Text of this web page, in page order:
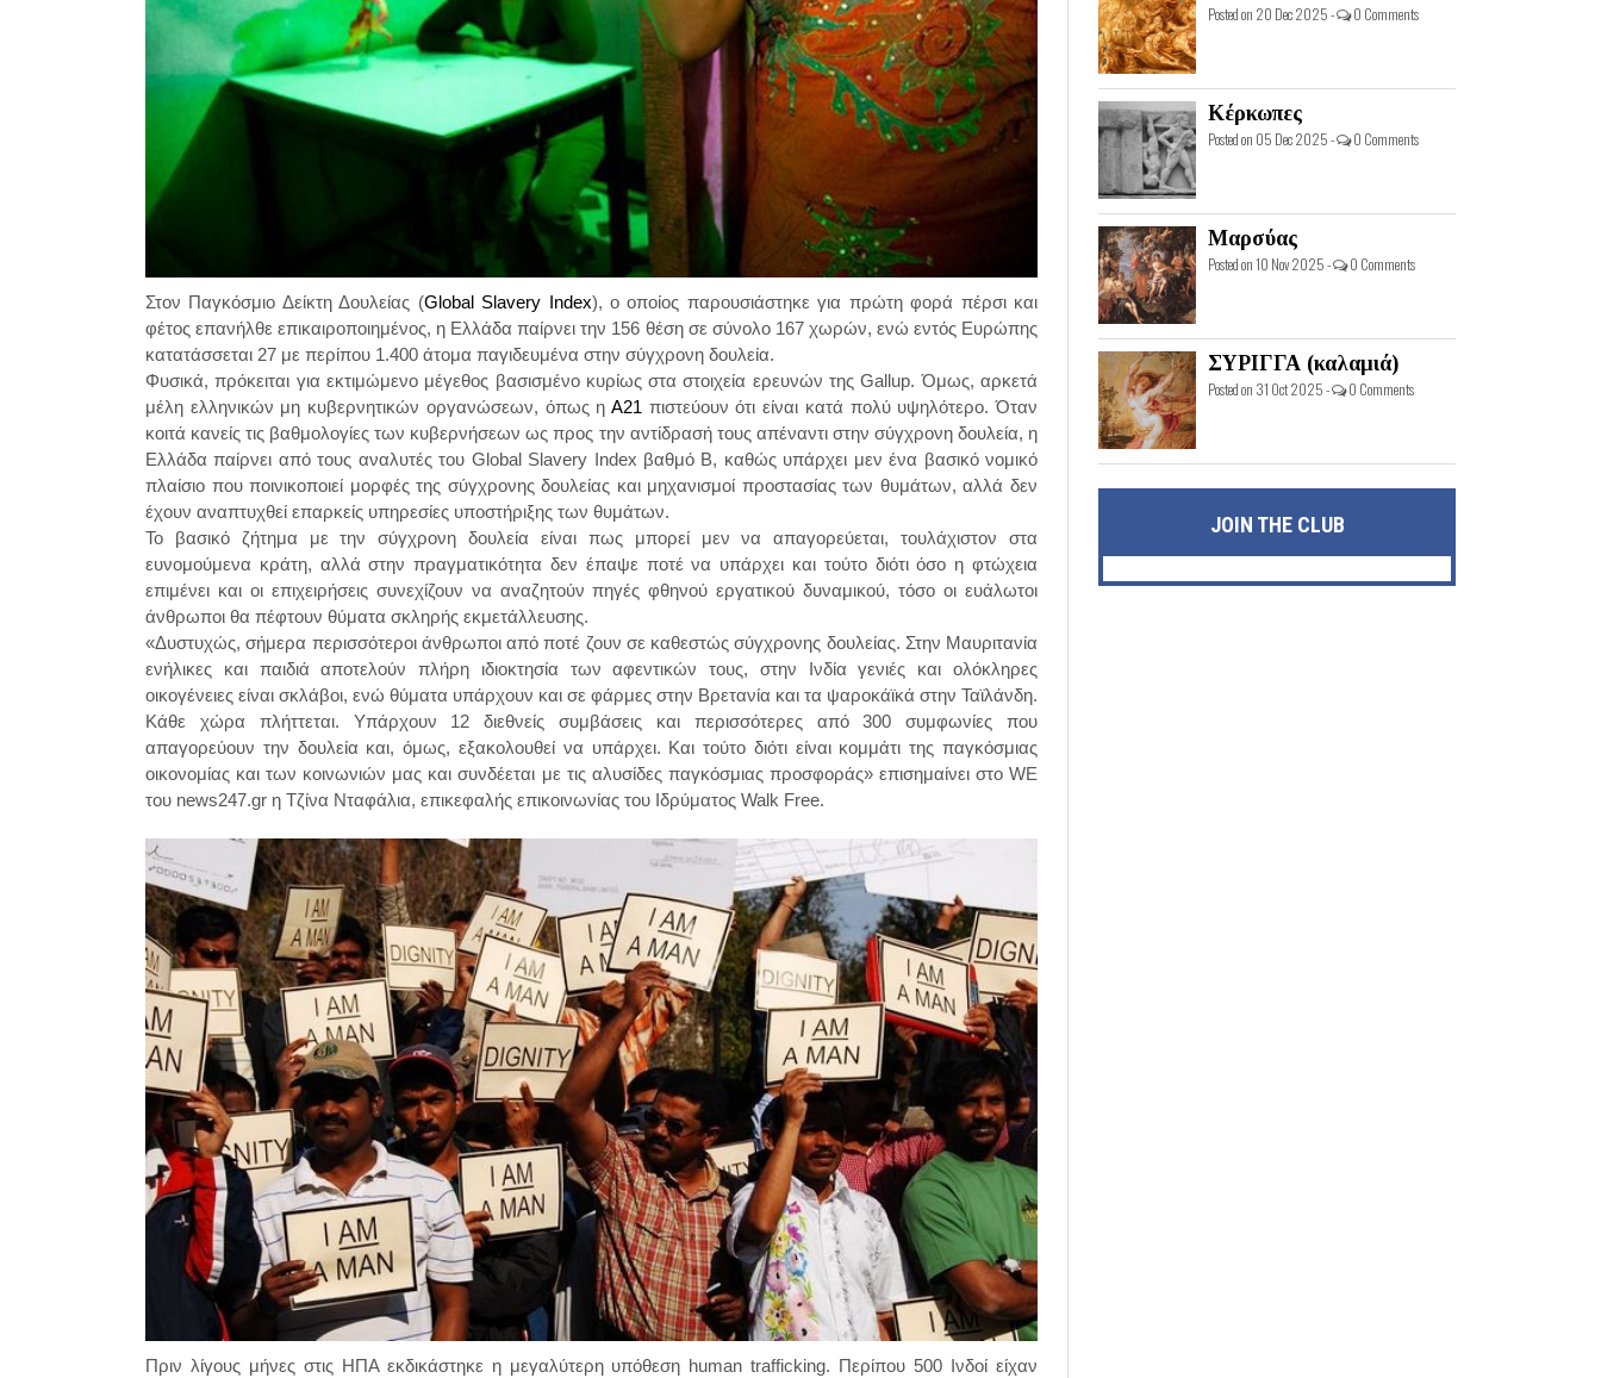
Στον Παγκόσμιο Δείκτη Δουλείας (Global Slavery Index), ο οποίος παρουσιάστηκε για πρώτη φορά πέρσι και
φέτος επανήλθε επικαιροποιημένος, η Ελλάδα παίρνει την 156 θέση σε σύνολο 167 χωρών, ενώ εντός Ευρώπης
κατατάσσεται 27 με περίπου 1.400 άτομα παγιδευμένα στην σύγχρονη δουλεία.
Φυσικά, πρόκειται για εκτιμώμενο μέγεθος βασισμένο κυρίως στα στοιχεία ερευνών της Gallup. Όμως, αρκετά
μέλη ελληνικών μη κυβερνητικών οργανώσεων, όπως η Α21 πιστεύουν ότι είναι κατά πολύ υψηλότερο. Όταν
κοιτά κανείς τις βαθμολογίες των κυβερνήσεων ως προς την αντίδρασή τους απέναντι στην σύγχρονη δουλεία, η
Ελλάδα παίρνει από τους αναλυτές του Global Slavery Index βαθμό Β, καθώς υπάρχει μεν ένα βασικό νομικό
πλαίσιο που ποινικοποιεί μορφές της σύγχρονης δουλείας και μηχανισμοί προστασίας των θυμάτων, αλλά δεν
έχουν αναπτυχθεί επαρκείς υπηρεσίες υποστήριξης των θυμάτων.
Το βασικό ζήτημα με την σύγχρονη δουλεία είναι πως μπορεί μεν να απαγορεύεται, τουλάχιστον στα
ευνομούμενα κράτη, αλλά στην πραγματικότητα δεν έπαψε ποτέ να υπάρχει και τούτο διότι όσο η φτώχεια
επιμένει και οι επιχειρήσεις συνεχίζουν να αναζητούν πηγές φθηνού εργατικού δυναμικού, τόσο οι ευάλωτοι
άνθρωποι θα πέφτουν θύματα σκληρής εκμετάλλευσης.
«Δυστυχώς, σήμερα περισσότεροι άνθρωποι από ποτέ ζουν σε καθεστώς σύγχρονης δουλείας. Στην Μαυριτανία
ενήλικες και παιδιά αποτελούν πλήρη ιδιοκτησία των αφεντικών τους, στην Ινδία γενιές και ολόκληρες
οικογένειες είναι σκλάβοι, ενώ θύματα υπάρχουν και σε φάρμες στην Βρετανία και τα ψαροκάϊκά στην Ταϊλάνδη.
Κάθε χώρα πλήττεται. Υπάρχουν 12 διεθνείς συμβάσεις και περισσότερες από 300 συμφωνίες που
απαγορεύουν την δουλεία και, όμως, εξακολουθεί να υπάρχει. Και τούτο διότι είναι κομμάτι της παγκόσμιας
οικονομίας και των κοινωνιών μας και συνδέεται με τις αλυσίδες παγκόσμιας προσφοράς» επισημαίνει στο WE
του news247.gr η Τζίνα Νταφάλια, επικεφαλής επικοινωνίας του Ιδρύματος Walk Free.
Πριν λίγους μήνες στις ΗΠΑ εκδικάστηκε η μεγαλύτερη υπόθεση human trafficking. Περίπου 500 Ινδοί είχαν
Posted on 20 Dec 2025 - 0 Comments
Κέρκωπες
Posted on 05 Dec 2025 - 0 Comments
Μαρσύας
Posted on 10 Nov 2025 - 0 Comments
ΣΥΡΙΓΓΑ (καλαμιά)
Posted on 31 Oct 2025 - 0 Comments
JOIN THE CLUB